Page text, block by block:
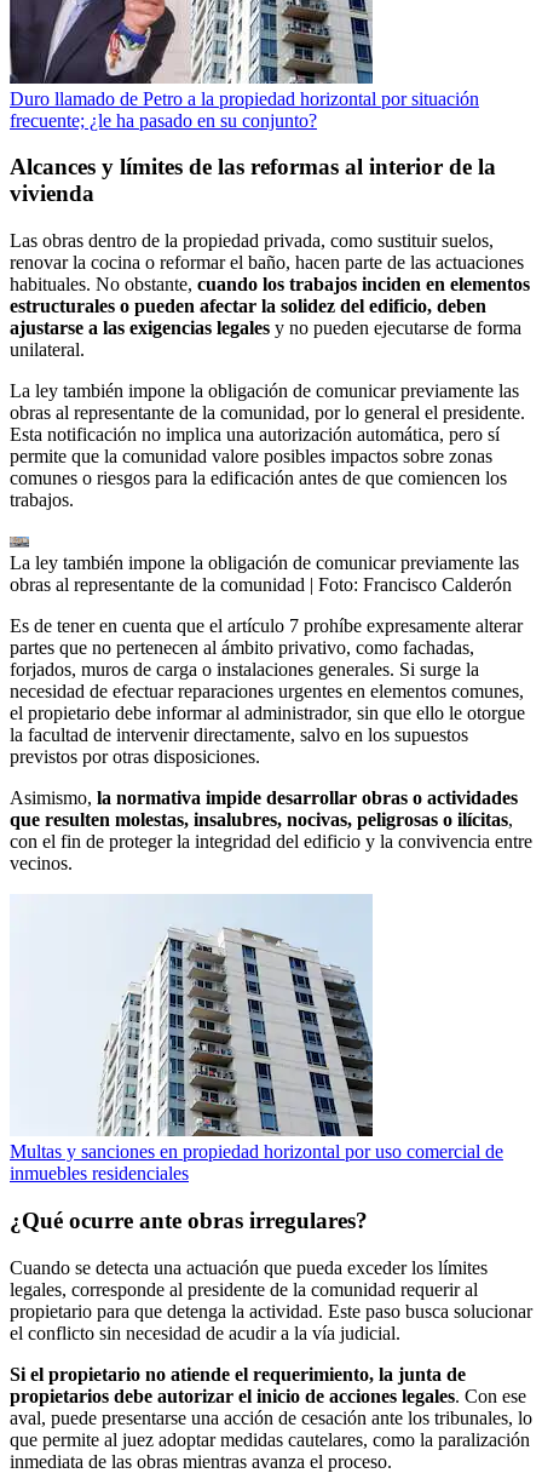
Duro llamado de Petro a la propiedad horizontal por situación
frecuente; ¿le ha pasado en su conjunto?
Alcances y límites de las reformas al interior de la
vivienda
Las obras dentro de la propiedad privada, como sustituir suelos,
renovar la cocina o reformar el baño, hacen parte de las actuaciones
habituales. No obstante, cuando los trabajos inciden en elementos
estructurales o pueden afectar la solidez del edificio, deben
ajustarse a las exigencias legales y no pueden ejecutarse de forma
unilateral.
La ley también impone la obligación de comunicar previamente las
obras al representante de la comunidad, por lo general el presidente.
Esta notificación no implica una autorización automática, pero sí
permite que la comunidad valore posibles impactos sobre zonas
comunes o riesgos para la edificación antes de que comiencen los
trabajos.
La ley también impone la obligación de comunicar previamente las
obras al representante de la comunidad | Foto: Francisco Calderón
Es de tener en cuenta que el artículo 7 prohíbe expresamente alterar
partes que no pertenecen al ámbito privativo, como fachadas,
forjados, muros de carga o instalaciones generales. Si surge la
necesidad de efectuar reparaciones urgentes en elementos comunes,
el propietario debe informar al administrador, sin que ello le otorgue
la facultad de intervenir directamente, salvo en los supuestos
previstos por otras disposiciones.
Asimismo, la normativa impide desarrollar obras o actividades
que resulten molestas, insalubres, nocivas, peligrosas o ilícitas,
con el fin de proteger la integridad del edificio y la convivencia entre
vecinos.
Multas y sanciones en propiedad horizontal por uso comercial de
inmuebles residenciales
¿Qué ocurre ante obras irregulares?
Cuando se detecta una actuación que pueda exceder los límites
legales, corresponde al presidente de la comunidad requerir al
propietario para que detenga la actividad. Este paso busca solucionar
el conflicto sin necesidad de acudir a la vía judicial.
Si el propietario no atiende el requerimiento, la junta de
propietarios debe autorizar el inicio de acciones legales. Con ese
aval, puede presentarse una acción de cesación ante los tribunales, lo
que permite al juez adoptar medidas cautelares, como la paralización
inmediata de las obras mientras avanza el proceso.